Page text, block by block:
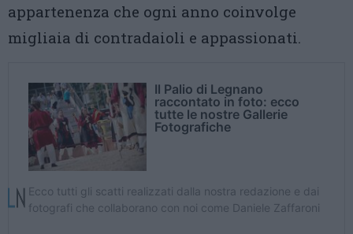
appartenenza che ogni anno coinvolge
migliaia di contradaioli e appassionati.